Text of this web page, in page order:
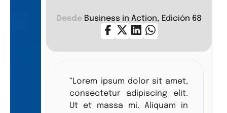
Desde Business in Action, Edición 68
“Lorem ipsum dolor sit amet,
consectetur adipiscing elit.
Ut et massa mi. Aliquam in